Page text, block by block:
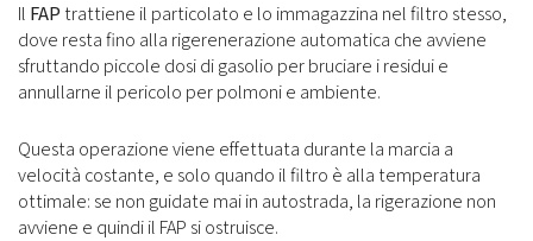
Il FAP trattiene il particolato e lo immagazzina nel filtro stesso,
dove resta fino alla rigerenerazione automatica che avviene
sfruttando piccole dosi di gasolio per bruciare i residui e
annullarne il pericolo per polmoni e ambiente.
Questa operazione viene effettuata durante la marcia a
velocità costante, e solo quando il filtro è alla temperatura
ottimale: se non guidate mai in autostrada, la rigerazione non
avviene e quindi il FAP si ostruisce.